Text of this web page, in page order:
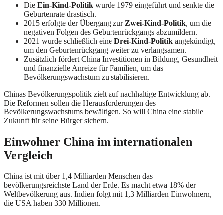
Die Ein-Kind-Politik wurde 1979 eingeführt und senkte die
Geburtenrate drastisch.
2015 erfolgte der Übergang zur Zwei-Kind-Politik, um die
negativen Folgen des Geburtenrückgangs abzumildern.
2021 wurde schließlich eine Drei-Kind-Politik angekündigt,
um den Geburtenrückgang weiter zu verlangsamen.
Zusätzlich fördert China Investitionen in Bildung, Gesundheit
und finanzielle Anreize für Familien, um das
Bevölkerungswachstum zu stabilisieren.
Chinas Bevölkerungspolitik zielt auf nachhaltige Entwicklung ab.
Die Reformen sollen die Herausforderungen des
Bevölkerungswachstums bewältigen. So will China eine stabile
Zukunft für seine Bürger sichern.
Einwohner China im internationalen
Vergleich
China ist mit über 1,4 Milliarden Menschen das
bevölkerungsreichste Land der Erde. Es macht etwa 18% der
Weltbevölkerung aus. Indien folgt mit 1,3 Milliarden Einwohnern,
die USA haben 330 Millionen.